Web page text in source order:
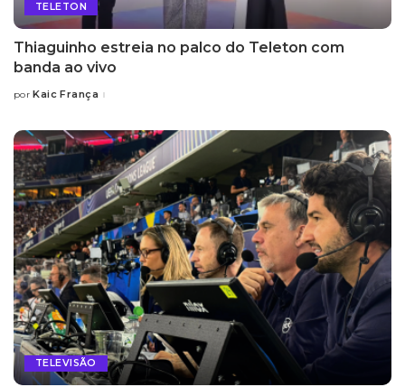
TELETON
Thiaguinho estreia no palco do Teleton com
banda ao vivo
Posted
por Kaic França
TELEVISÃO